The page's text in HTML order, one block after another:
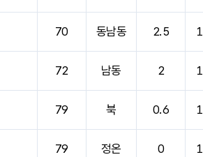
70 동남동 2.5
72 남동 2
79 북 0.6
79 정온 0